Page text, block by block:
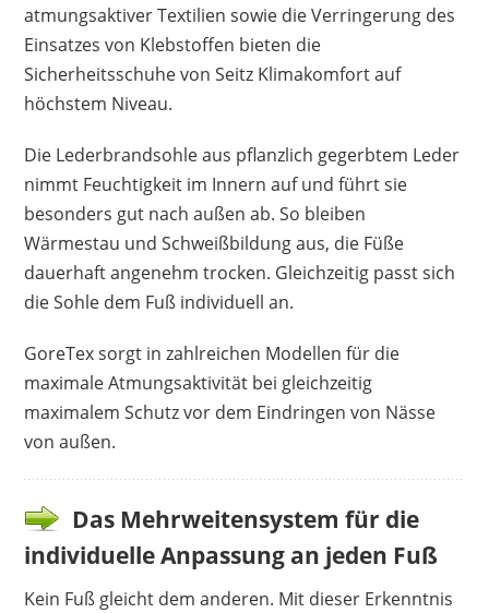
atmungsaktiver Textilien sowie die Verringerung des
Einsatzes von Klebstoffen bieten die
Sicherheitsschuhe von Seitz Klimakomfort auf
höchstem Niveau.
Die Lederbrandsohle aus pflanzlich gegerbtem Leder
nimmt Feuchtigkeit im Innern auf und führt sie
besonders gut nach außen ab. So bleiben
Wärmestau und Schweißbildung aus, die Füße
dauerhaft angenehm trocken. Gleichzeitig passt sich
die Sohle dem Fuß individuell an.
GoreTex sorgt in zahlreichen Modellen für die
maximale Atmungsaktivität bei gleichzeitig
maximalem Schutz vor dem Eindringen von Nässe
von außen.
Das Mehrweitensystem für die
individuelle Anpassung an jeden Fuß
Kein Fuß gleicht dem anderen. Mit dieser Erkenntnis